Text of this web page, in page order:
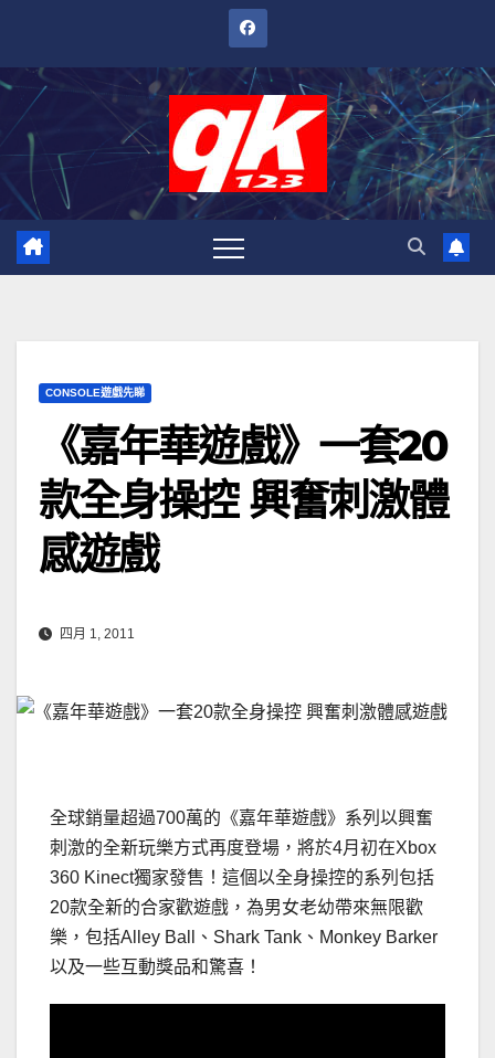
內
CONSOLE遊戲先睇
《嘉年華遊戲》一套20
款全身操控 興奮刺激體
感遊戲
四月 1, 2011
全球銷量超過700萬的《嘉年華遊戲》系列以興奮
刺激的全新玩樂方式再度登場，將於4月初在Xbox
360 Kinect獨家發售！這個以全身操控的系列包括
20款全新的合家歡遊戲，為男女老幼帶來無限歡
樂，包括Alley Ball、Shark Tank、Monkey Barker
以及一些互動獎品和驚喜！